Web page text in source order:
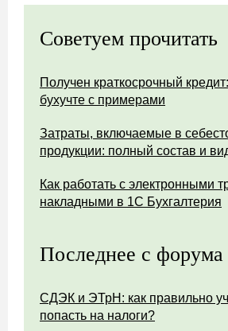
Советуем прочитать
Получен краткосрочный
бухучте с примерами
Затраты, включаемые в
продукции: полный состав и
Как работать с электронными
накладными в 1С Бухгалтерия
Последнее с форума
СДЭК и ЭТрН: как правильно
попасть на налоги?